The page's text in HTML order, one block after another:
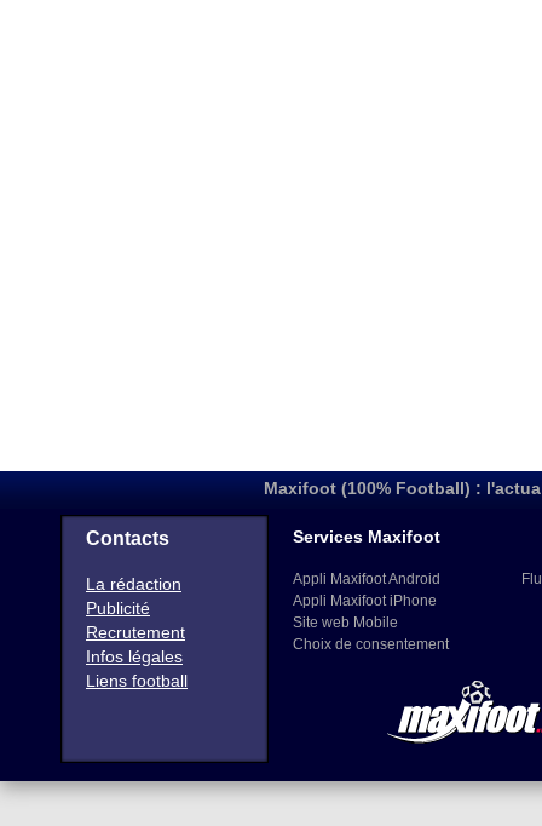
Maxifoot (100% Football) :
Contacts
La rédaction
Publicité
Recrutement
Infos légales
Liens football
Services Maxifoot
Appli Maxifoot Android
Appli Maxifoot iPhone
Site web Mobile
Choix de consentement